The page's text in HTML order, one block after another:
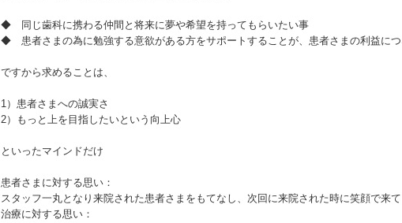
◆ 同じ歯科に携わる仲間と将来に夢や希望を持ってもらいたい事
◆ 患者さまの為に勉強する意欲がある方をサポートすることが、患者さまの利益に
ですから求めることは、
1）患者さまへの誠実さ
2）もっと上を目指したいという向上心
といったマインドだけ
患者さまに対する思い：
スタッフ一丸となり来院された患者さまをもてなし、次回に来院された時に笑顔で来
治療に対する思い：